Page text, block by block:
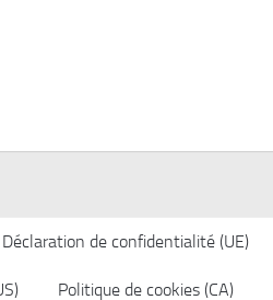
Déclaration de confidentialité (UE)
Politique de cookies (CA)